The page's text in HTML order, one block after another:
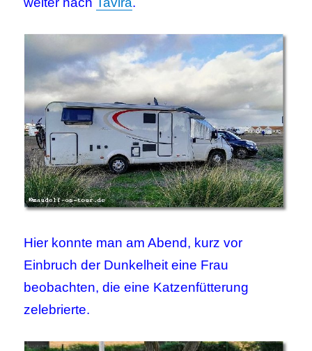
Hier konnte man am Abend, kurz vor
Einbruch der Dunkelheit eine Frau
beobachten, die eine Katzenfütterung
zelebrierte.